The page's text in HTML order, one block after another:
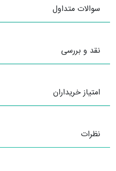
سوالات متداول
نقد و بررسی
امتیاز خریداران
نظرات